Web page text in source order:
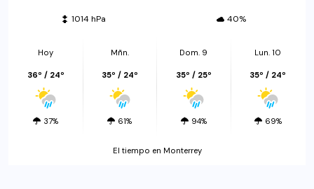
1014 hPa 40%
Hoy
36º / 24º
37%
Mñn.
35º / 24º
61%
Dom. 9
35º / 25º
94%
Lun. 10
35º / 24º
69%
El tiempo en Monterrey